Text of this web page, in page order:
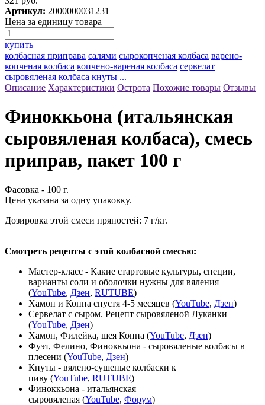
Артикул: 2000000031231
Цена за единицу товара
купить
колбасная приправа салями сырокопченая колбаса варено-
копченая колбаса копчено-вареная колбаса сервелат
сыровяленая колбаса кнуты ...
Описание Характеристики Острота Похожие товары Отзывы
Финоккьона (итальянская
сыровяленая колбаса), смесь
приправ, пакет 100 г
Фасовка - 100 г.
Цена указана за одну упаковку.
Дозировка этой смеси пряностей: 7 г/кг.
Смотреть рецепты с этой колбасной смесью:
Мастер-класс - Какие стартовые культуры, специи,
варианты соли и оболочки нужны для вяления
(YouTube, Дзен, RUTUBE)
Хамон и Коппа спустя 4-5 месяцев (YouTube, Дзен)
Сервелат с сыром. Рецепт сыровяленой Луканки
(YouTube, Дзен)
Хамон, Филейка, шея Коппа (YouTube, Дзен)
Фуэт, Фелино, Финоккьона - сыровяленые колбасы в
плесени (YouTube, Дзен)
Кнуты - вялено-сушеные колбаски к
пиву (YouTube, RUTUBE)
Финоккьона - итальянская
сыровяленая (YouTube, Форум)